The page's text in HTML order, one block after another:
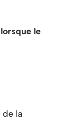
le
de la